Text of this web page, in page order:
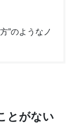
”のようなノ
とがない